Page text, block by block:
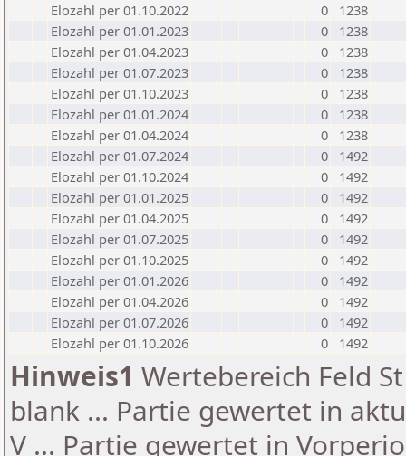
Elozahl per 01.10.2022
0
1238
Elozahl per 01.01.2023
0
1238
Elozahl per 01.04.2023
0
1238
Elozahl per 01.07.2023
0
1238
Elozahl per 01.10.2023
0
1238
Elozahl per 01.01.2024
0
1238
Elozahl per 01.04.2024
0
1238
Elozahl per 01.07.2024
0
1492
Elozahl per 01.10.2024
0
1492
Elozahl per 01.01.2025
0
1492
Elozahl per 01.04.2025
0
1492
Elozahl per 01.07.2025
0
1492
Elozahl per 01.10.2025
0
1492
Elozahl per 01.01.2026
0
1492
Elozahl per 01.04.2026
0
1492
Elozahl per 01.07.2026
0
1492
Elozahl per 01.10.2026
0 1492
Hinweis1 Wertebereich Feld
blank ... Partie gewertet in
V ... Partie gewertet in